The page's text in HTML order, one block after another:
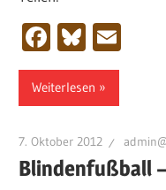
Facebook
Bluesky
Weiterlesen
7. Oktober 2012
Blindenfußball